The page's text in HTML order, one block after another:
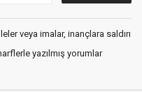
veya imalar, inançlara saldırı
yazılmış yorumlar